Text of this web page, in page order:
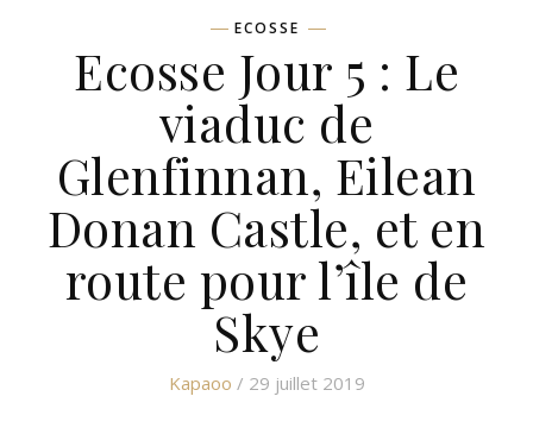
ECOSSE
Ecosse Jour 5 : Le
viaduc de
Glenfinnan, Eilean
Donan Castle, et en
route pour l’île de
Skye
Kapaoo / 29 juillet 2019